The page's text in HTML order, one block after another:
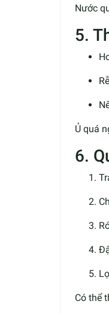
Nước
5.
Ủ quá
6.
Có thể